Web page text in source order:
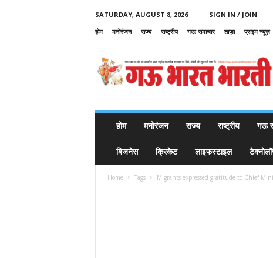
SATURDAY, AUGUST 8, 2026
SIGN IN / JOIN
होम
मनोरंजन राज्य राष्ट्रीय गऊ समाचार ताज़ा प्राइम न्यूज़
u
होम
मनोरंजन राज्य राष्ट्रीय गऊ
बिजनेस क्रिकेट लाइफस्टाइल
Home Tags Migrants expressed gratitude to Chief